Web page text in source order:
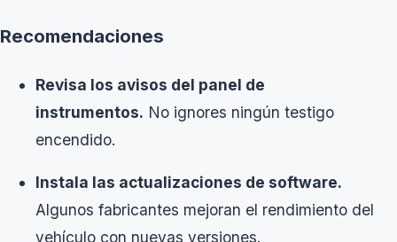
Recomendaciones
Revisa los avisos del panel de
instrumentos. No ignores ningún testigo
encendido.
Instala las actualizaciones de software.
Algunos fabricantes mejoran el rendimiento del
vehículo con nuevas versiones.